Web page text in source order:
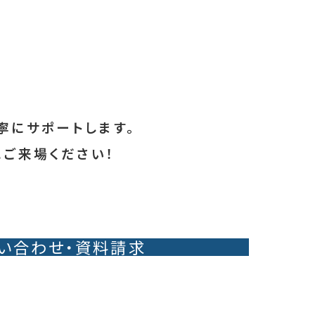
サポートします。
来場ください！
合わせ・資料請求